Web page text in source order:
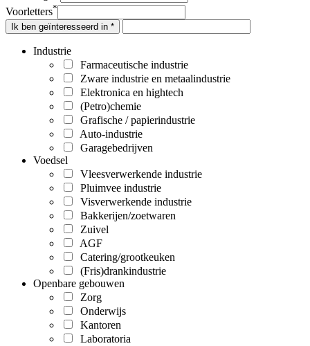
Voorletters*
Ik ben geïnteresseerd in *
Industrie
Farmaceutische industrie
Zware industrie en metaalindustrie
Elektronica en hightech
(Petro)chemie
Grafische / papierindustrie
Auto-industrie
Garagebedrijven
Voedsel
Vleesverwerkende industrie
Pluimvee industrie
Visverwerkende industrie
Bakkerijen/zoetwaren
Zuivel
AGF
Catering/grootkeuken
(Fris)drankindustrie
Openbare gebouwen
Zorg
Onderwijs
Kantoren
Laboratoria